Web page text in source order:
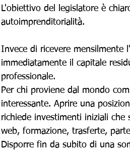
L'obiettivo del legislatore è
autoimprenditorialità.
Invece di ricevere mensilmente
immediatamente il capitale
professionale.
Per chi proviene dal mondo
interessante. Aprire una
richiede investimenti iniziali
web, formazione, trasferte,
Disporre fin da subito di una